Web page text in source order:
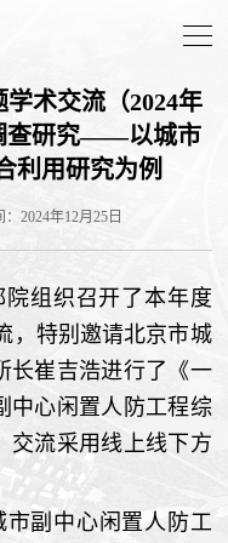
术交流（2024年
查研究——以城市
利用研究为例
：2024年12月25日
院组织召开了本年度
，特别邀请北京市城
长崔吉浩进行了《一
心闲置人防工程综
交流采用线上线下方
副中心闲置人防工